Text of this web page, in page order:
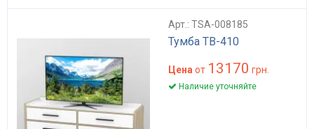
Арт.: TSA-008185
Тумба ТВ-410
Цена от 13170 грн.
Наличие уточняйте